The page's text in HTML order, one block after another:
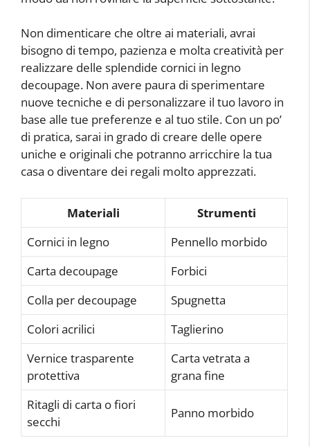
Non dimenticare che oltre ai materiali, avrai
bisogno di tempo, pazienza e molta creatività per
realizzare delle splendide cornici in legno
decoupage. Non avere paura di sperimentare
nuove tecniche e di personalizzare il tuo lavoro in
base alle tue preferenze e al tuo stile. Con un po’
di pratica, sarai in grado di creare delle opere
uniche e originali che potranno arricchire la tua
casa o diventare dei regali molto apprezzati.
Materiali
Strumenti
Cornici in legno
Pennello morbido
Carta decoupage
Forbici
Colla per decoupage
Spugnetta
Colori acrilici
Taglierino
Vernice trasparente
protettiva
Carta vetrata a
grana fine
Ritagli di carta o fiori
secchi
Panno morbido